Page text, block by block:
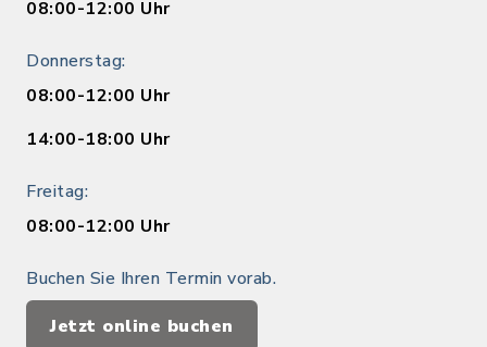
08:00-12:00 Uhr
Donnerstag:
08:00-12:00 Uhr
14:00-18:00 Uhr
Freitag:
08:00-12:00 Uhr
Buchen Sie Ihren Termin vorab.
Jetzt online buchen